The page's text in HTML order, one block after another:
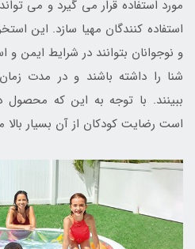
مورد استفاده قرار می گیرد و می
استفاده کنندگان مهیا سازد. این
و نوجوانان بتوانند در شرایط ایمن
شنا را داشته باشند و در مدت
ببینند. با توجه به این که محصول
است رضایت کودکان از آن بسیار بالا